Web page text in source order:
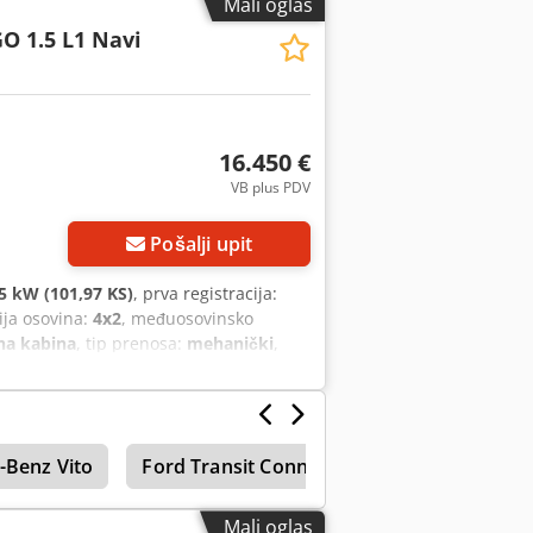
rashladni agregat, Euro 6, klima
desno, neto masa: 1384kg,
greške. Prodaja isključivo
vožnja u Tüv, Dekra ili Fiat
1.5 L1 Navi
16.450 €
VB plus PDV
Pošalji upit
kW (101,97 KS), prva registracija:
osovina: 4x2, međuosovinsko
kabina, tip prenosa: mehanički,
mm, širina utovarnog prostora:
ABS, Apple CarPlay,
podešavanje prozora,
, = Dodatne opcije i pribor = -
- Kamere za vožnju unazad -
kg, Sopa težina: 1346 kg, Ukupna
Vito Ford Transit Connect
Mali oglas